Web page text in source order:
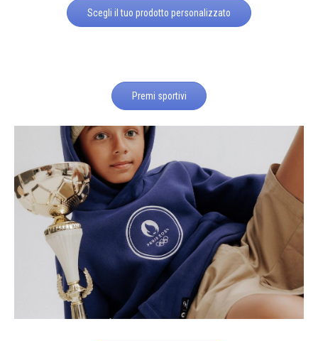
Scegli il tuo prodotto personalizzato
Premi sportivi